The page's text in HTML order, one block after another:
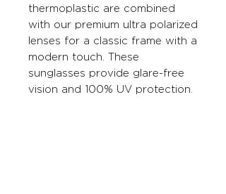
thermoplastic are combined
with our premium ultra polarized
lenses for a classic frame with a
modern touch. These
sunglasses provide glare-free
vision and 100% UV protection.